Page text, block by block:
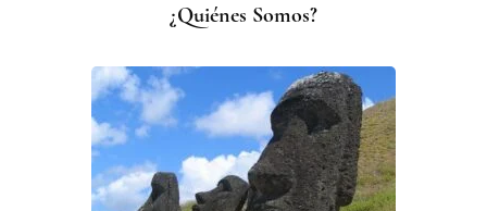
¿Quiénes Somos?